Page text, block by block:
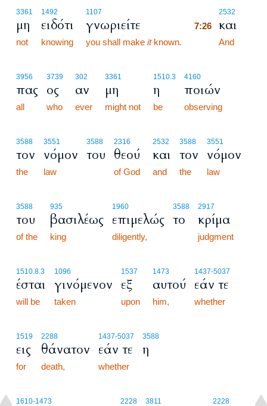
3361
μη
not
1492
ειδότι
knowing
1107
γνωριείτε
you shall make itknown.
2532
7:26 και
And
3956
πας
all
3739
ος
who
302
αν
ever
3361
μη
might not
1510.3
η
be
4160
ποιών
observing
3588
τον
the
3551
νόμον
law
3588
του
2316
θεού
of God
2532
και
and
3588
τον
the
3551
νόμον
law
3588
του
of the
935
βασιλέως
king
1960
επιμελώς
diligently,
3588
το
2917
κρίμα
judgment
1510.8.3
έσται
will be
1096
γινόμενον
taken
1537
εξ
upon
1473
αυτού
him,
1437-5037
εάν τε
whether
1519
εις
for
2288
θάνατον
death,
1437-5037
εάν τε
whether
3588
η
1610-1473 2228 3811 2228